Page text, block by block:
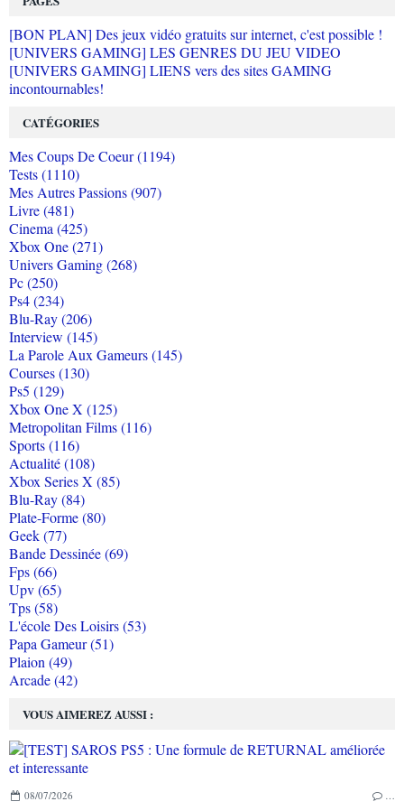
VOUS AIMEREZ AUSSI :
08/07/2026 …
[BON PLAN] Des jeux vidéo gratuits sur internet, c'est possible !
[UNIVERS GAMING] LES GENRES DU JEU VIDEO
[UNIVERS GAMING] LIENS vers des sites GAMING
incontournables!
CATÉGORIES
Mes Coups De Coeur (1194)
Tests (1110)
Mes Autres Passions (907)
Livre (481)
Cinema (425)
Xbox One (271)
Univers Gaming (268)
Pc (250)
Ps4 (234)
Blu-Ray (206)
Interview (145)
La Parole Aux Gameurs (145)
Courses (130)
Ps5 (129)
Xbox One X (125)
Metropolitan Films (116)
Sports (116)
Actualité (108)
Xbox Series X (85)
Blu-Ray (84)
Plate-Forme (80)
Geek (77)
Bande Dessinée (69)
Fps (66)
Upv (65)
Tps (58)
L'école Des Loisirs (53)
Papa Gameur (51)
Plaion (49)
Arcade (42)